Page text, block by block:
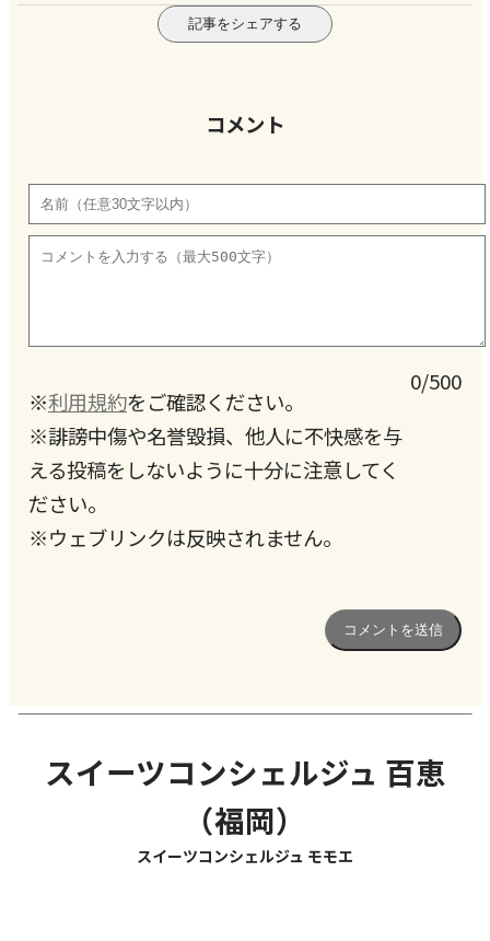
記事をシェアする
コメント
※利用規約をご確認ください。
※誹謗中傷や名誉毀損、他人に不快感を与
える投稿をしないように十分に注意してく
ださい。
※ウェブリンクは反映されません。
0/500
スイーツコンシェルジュ 百恵
（福岡）
スイーツコンシェルジュ モモエ